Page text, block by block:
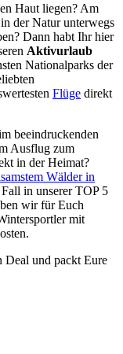
Haut liegen? Am
der Natur unterwegs
Dann habt Ihr hier
Aktivurlaub
Nationalparks der
Flüge direkt
beeindruckenden
Ausflug zum
in der Heimat?
Wälder in
in unserer TOP 5
wir für Euch
mit
Deal und packt Eure